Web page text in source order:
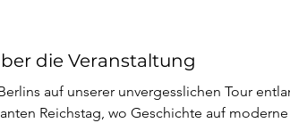
die Veranstaltung
auf unserer unvergesslichen Tour
Reichstag, wo Geschichte auf